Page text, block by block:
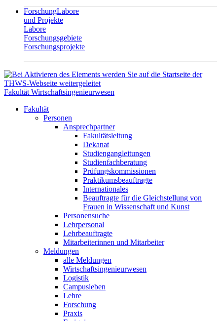
ForschungLabore
und Projekte
Labore
Forschungsgebiete
Forschungsprojekte
Fakultät Wirtschaftsingenieurwesen
Fakultät
Personen
Ansprechpartner
Fakultätsleitung
Dekanat
Studiengangleitungen
Studienfachberatung
Prüfungskommissionen
Praktikumsbeauftragte
Internationales
Beauftragte für die Gleichstellung von
Frauen in Wissenschaft und Kunst
Personensuche
Lehrpersonal
Lehrbeauftragte
Mitarbeiterinnen und Mitarbeiter
Meldungen
alle Meldungen
Wirtschaftsingenieurwesen
Logistik
Campusleben
Lehre
Forschung
Praxis